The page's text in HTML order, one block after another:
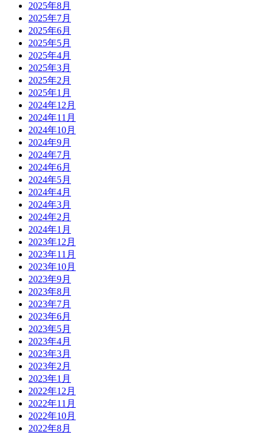
2025年8月
2025年7月
2025年6月
2025年5月
2025年4月
2025年3月
2025年2月
2025年1月
2024年12月
2024年11月
2024年10月
2024年9月
2024年7月
2024年6月
2024年5月
2024年4月
2024年3月
2024年2月
2024年1月
2023年12月
2023年11月
2023年10月
2023年9月
2023年8月
2023年7月
2023年6月
2023年5月
2023年4月
2023年3月
2023年2月
2023年1月
2022年12月
2022年11月
2022年10月
2022年8月